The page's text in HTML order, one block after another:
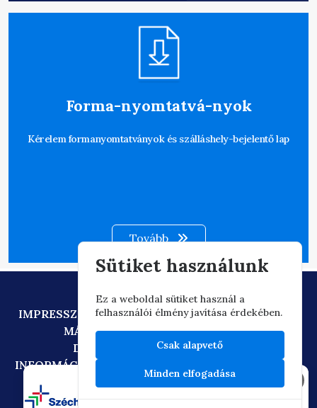
Forma-nyomtatvá-nyok
Kérelem formanyomtatványok és szálláshely-bejelentő lap
Tovább
IMPRESSZUMADATVÉDELEMTECHNIKAI AJÁNLÁS
MÁSOLATKÉSZÍTÉSI SZABÁLYZAT
DIGITÁLIS ÁLLAMPOLGÁRSÁG
INFORMÁCIÓÁTADÁSI SZABÁLYZAT
OIF/FACEBOOK
Sütiket használunk
Ez a weboldal sütiket használ a
felhasználói élmény javítása érdekében.
Csak alapvető
Minden elfogadása